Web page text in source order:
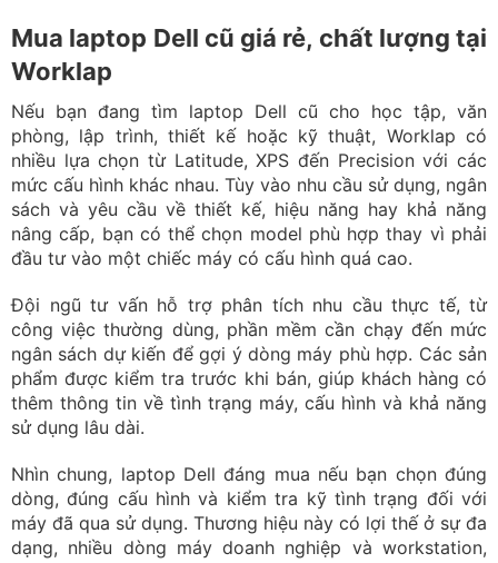
Mua laptop Dell cũ giá rẻ, chất lượng tại
Worklap
Nếu bạn đang tìm laptop Dell cũ cho học tập, văn
phòng, lập trình, thiết kế hoặc kỹ thuật, Worklap có
nhiều lựa chọn từ Latitude, XPS đến Precision với các
mức cấu hình khác nhau. Tùy vào nhu cầu sử dụng, ngân
sách và yêu cầu về thiết kế, hiệu năng hay khả năng
nâng cấp, bạn có thể chọn model phù hợp thay vì phải
đầu tư vào một chiếc máy có cấu hình quá cao.
Đội ngũ tư vấn hỗ trợ phân tích nhu cầu thực tế, từ
công việc thường dùng, phần mềm cần chạy đến mức
ngân sách dự kiến để gợi ý dòng máy phù hợp. Các sản
phẩm được kiểm tra trước khi bán, giúp khách hàng có
thêm thông tin về tình trạng máy, cấu hình và khả năng
sử dụng lâu dài.
Nhìn chung, laptop Dell đáng mua nếu bạn chọn đúng
dòng, đúng cấu hình và kiểm tra kỹ tình trạng đối với
máy đã qua sử dụng. Thương hiệu này có lợi thế ở sự đa
dạng, nhiều dòng máy doanh nghiệp và workstation,